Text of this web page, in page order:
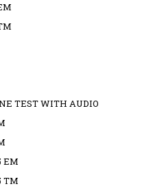
TEST WITH AUDIO
EM
TM